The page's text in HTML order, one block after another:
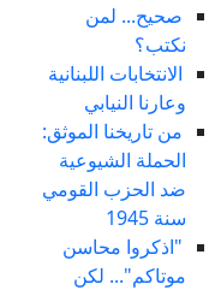
صحيح... لمن
نكتب؟
الانتخابات اللبنانية
وعارنا النيابي
من تاريخنا الموثق:
الحملة الشيوعية
ضد الحزب القومي
سنة 1945
"اذكروا محاسن
موتاكم"... لكن